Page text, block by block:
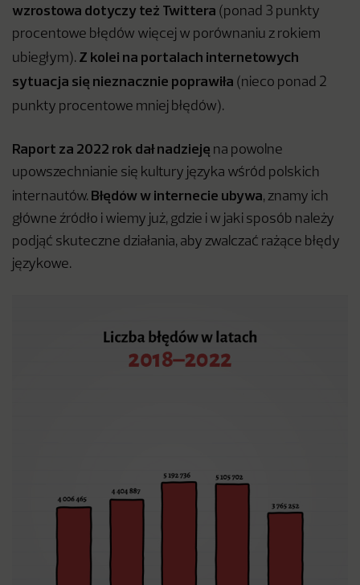
wzrostowa dotyczy też Twittera (ponad 3 punkty
procentowe błędów więcej w porównaniu z rokiem
ubiegłym). Z kolei na portalach internetowych
sytuacja się nieznacznie poprawiła (nieco ponad 2
punkty procentowe mniej błędów).
Raport za 2022 rok dał nadzieję na powolne
upowszechnianie się kultury języka wśród polskich
internautów. Błędów w internecie ubywa, znamy ich
główne źródło i wiemy już, gdzie i w jaki sposób należy
podjąć skuteczne działania, aby zwalczać rażące błędy
językowe.